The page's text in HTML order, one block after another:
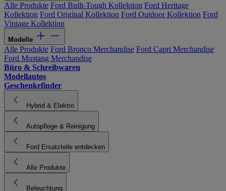
Alle Produkte Ford Built-Tough Kollektion Ford Heritage
Kollektion Ford Original Kollektion Ford Outdoor Kollektion Ford
Vintage Kollektion
Modelle
Alle Produkte Ford Bronco Merchandise Ford Capri Merchandise
Ford Mustang Merchandise
Büro & Schreibwaren
Modellautos
Geschenkefinder
Hybrid & Elektro
Autopflege & Reinigung
Ford Ersatzteile entdecken
Alle Produkte
Beleuchtung